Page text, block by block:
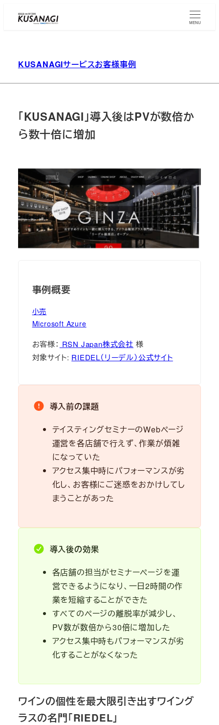
Skip
MENU
KUSANAGIサービスお客様事例
「KUSANAGI」導入後はPVが数倍か
ら数十倍に増加
事例概要
小売
Microsoft Azure
お客様： RSN Japan株式会社 様
対象サイト: RIEDEL（リーデル）公式サイト
導入前の課題
テイスティングセミナーのWebページ
運営を各店舗で行えず、作業が煩雑
になっていた
アクセス集中時にパフォーマンスが劣
化し、お客様にご迷惑をおかけしてし
まうことがあった
導入後の効果
各店舗の担当がセミナーページを運
営できるようになり、一日2時間の作
業を短縮することができた
すべてのページの離脱率が減少し、
PV数が数倍から30倍に増加した
アクセス集中時もパフォーマンスが劣
化することがなくなった
ワインの個性を最大限引き出すワイング
ラスの名門「RIEDEL」